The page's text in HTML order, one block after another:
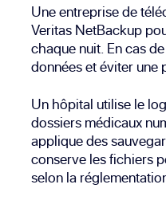
Une entreprise de
Veritas NetBackup
chaque nuit. En cas
données et éviter une
Un hôpital utilise le
dossiers médicaux
applique des
conserve les fichiers
selon la